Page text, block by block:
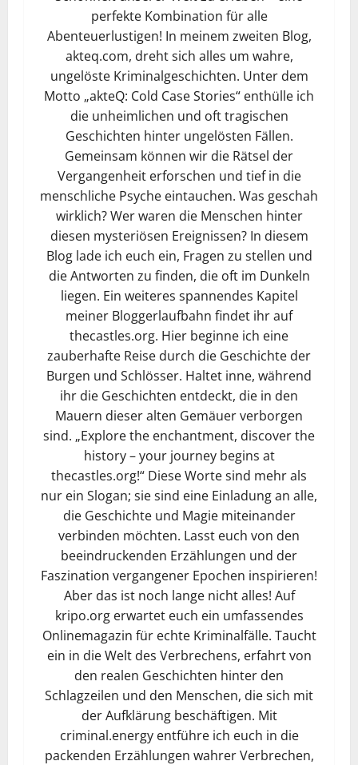
perfekte Kombination für alle
Abenteuerlustigen! In meinem zweiten Blog,
akteq.com, dreht sich alles um wahre,
ungelöste Kriminalgeschichten. Unter dem
Motto „akteQ: Cold Case Stories“ enthülle ich
die unheimlichen und oft tragischen
Geschichten hinter ungelösten Fällen.
Gemeinsam können wir die Rätsel der
Vergangenheit erforschen und tief in die
menschliche Psyche eintauchen. Was geschah
wirklich? Wer waren die Menschen hinter
diesen mysteriösen Ereignissen? In diesem
Blog lade ich euch ein, Fragen zu stellen und
die Antworten zu finden, die oft im Dunkeln
liegen. Ein weiteres spannendes Kapitel
meiner Bloggerlaufbahn findet ihr auf
thecastles.org. Hier beginne ich eine
zauberhafte Reise durch die Geschichte der
Burgen und Schlösser. Haltet inne, während
ihr die Geschichten entdeckt, die in den
Mauern dieser alten Gemäuer verborgen
sind. „Explore the enchantment, discover the
history – your journey begins at
thecastles.org!“ Diese Worte sind mehr als
nur ein Slogan; sie sind eine Einladung an alle,
die Geschichte und Magie miteinander
verbinden möchten. Lasst euch von den
beeindruckenden Erzählungen und der
Faszination vergangener Epochen inspirieren!
Aber das ist noch lange nicht alles! Auf
kripo.org erwartet euch ein umfassendes
Onlinemagazin für echte Kriminalfälle. Taucht
ein in die Welt des Verbrechens, erfahrt von
den realen Geschichten hinter den
Schlagzeilen und den Menschen, die sich mit
der Aufklärung beschäftigen. Mit
criminal.energy entführe ich euch in die
packenden Erzählungen wahrer Verbrechen,